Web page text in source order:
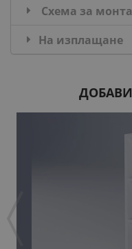
Схема за
На изплащане